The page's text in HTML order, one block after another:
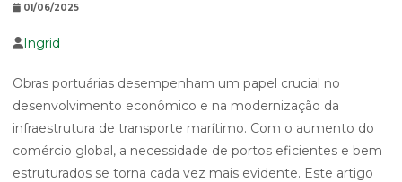
01/06/2025
Ingrid
Obras portuárias desempenham um papel crucial no
desenvolvimento econômico e na modernização da
infraestrutura de transporte marítimo. Com o aumento do
comércio global, a necessidade de portos eficientes e bem
estruturados se torna cada vez mais evidente. Este artigo